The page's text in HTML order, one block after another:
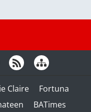
Claire
Fortuna
BATimes